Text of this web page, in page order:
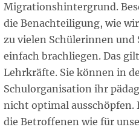
Migrationshintergrund.
die Benachteiligung, wie
zu vielen Schülerinnen und
einfach brachliegen. Das
Lehrkräfte. Sie können in
Schulorganisation ihr
nicht optimal ausschöpfen.
die Betroffenen wie für